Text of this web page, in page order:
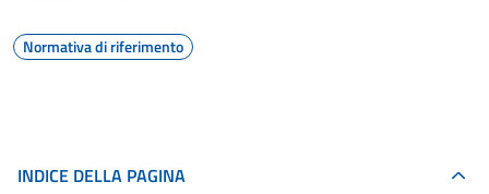
Normativa di riferimento
INDICE DELLA PAGINA